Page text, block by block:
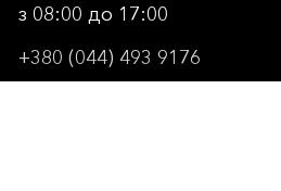
з 08:00 до 17:00
+380 (044) 493 9176